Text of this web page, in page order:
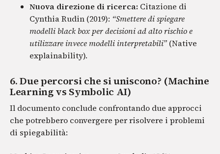
Nuova direzione di ricerca: Citazione di
Cynthia Rudin (2019): “Smettere di spiegare
modelli black box per decisioni ad alto rischio e
utilizzare invece modelli interpretabili” (Native
explainability).
6. Due percorsi che si uniscono? (Machine
Learning vs Symbolic AI)
Il documento conclude confrontando due approcci
che potrebbero convergere per risolvere i problemi
di spiegabilità: